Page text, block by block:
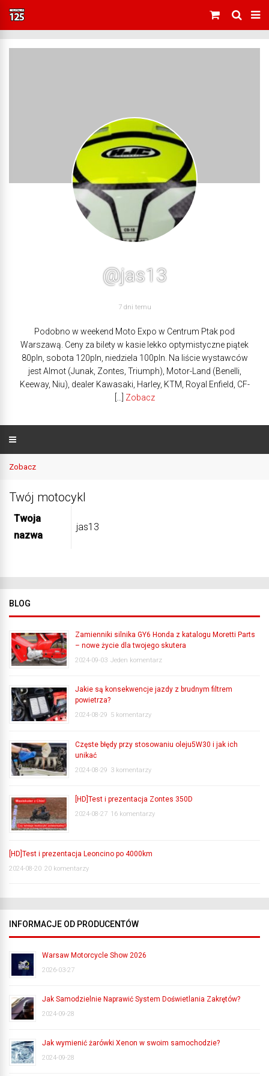
@jas13
7 dni temu
Podobno w weekend Moto Expo w Centrum Ptak pod
Warszawą. Ceny za bilety w kasie lekko optymistyczne piątek
80pln, sobota 120pln, niedziela 100pln. Na liście wystawców
jest Almot (Junak, Zontes, Triumph), Motor-Land (Benelli,
Keeway, Niu), dealer Kawasaki, Harley, KTM, Royal Enfield, CF-
Zobacz
Zobacz
Twój motocykl
Twoja
nazwa
jas13
BLOG
Zamienniki silnika GY6 Honda z katalogu Moretti Parts
– nowe życie dla twojego skutera
2024-09-03 Jeden komentarz
Jakie są konsekwencje jazdy z brudnym filtrem
powietrza?
2024-08-29 5 komentarzy
Częste błędy przy stosowaniu oleju5W30 i jak ich
unikać
2024-08-29 3 komentarzy
[HD]Test i prezentacja Zontes 350D
2024-08-27 16 komentarzy
[HD]Test i prezentacja Leoncino po 4000km
2024-08-20 20 komentarzy
INFORMACJE OD PRODUCENTÓW
Warsaw Motorcycle Show 2026
2026-03-27
Jak Samodzielnie Naprawić System Doświetlania Zakrętów?
2024-09-28
Jak wymienić żarówki Xenon w swoim samochodzie?
2024-09-28